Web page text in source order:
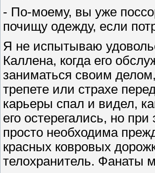
- По-моему, вы уже
почищу одежду, если
Я не испытываю
Каллена, когда его
заниматься своим
трепете или страхе
карьеры спал и видел,
его остерегались, но
просто необходима
красных ковровых
телохранитель. Фанаты